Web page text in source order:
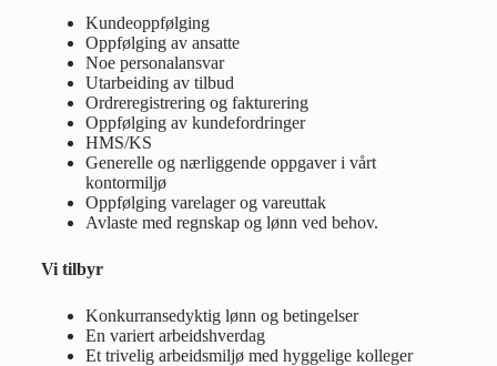
Kundeoppfølging
Oppfølging av ansatte
Noe personalansvar
Utarbeiding av tilbud
Ordreregistrering og fakturering
Oppfølging av kundefordringer
HMS/KS
Generelle og nærliggende oppgaver i vårt
kontormiljø
Oppfølging varelager og vareuttak
Avlaste med regnskap og lønn ved behov.
Vi tilbyr
Konkurransedyktig lønn og betingelser
En variert arbeidshverdag
Et trivelig arbeidsmiljø med hyggelige kolleger